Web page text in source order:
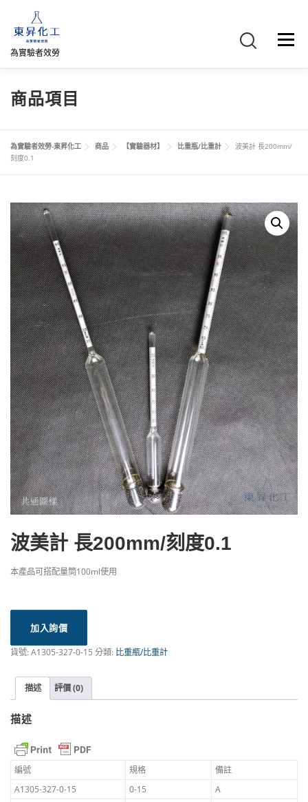
為實驗者效勞
選單
首頁 關於我們
網路商店 直購專區 詢價車、購物車/會員
商品項目
為實驗者效勞-東昇化工 商品 【實驗器材】 比重瓶/比重計
波美計 長200mm/
刻度0.1
波美計 長200mm/刻度0.1
本產品可搭配量筒100ml使用
加入詢價
貨號:A1305-327-0-15 分類: 比重瓶/比重計
描述 評價 (0)
描述
編號 規格
備註
A1305-327-0-15
0-15
A